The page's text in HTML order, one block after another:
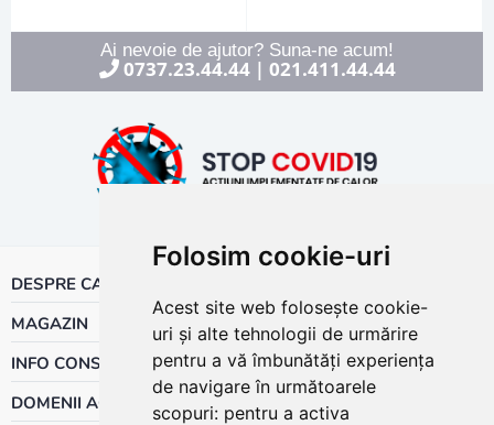
Folosim cookie-uri
Acest site web folosește cookie-
uri și alte tehnologii de urmărire
pentru a vă îmbunătăți experiența
de navigare în următoarele
scopuri: pentru a activa
Ai nevoie de ajutor? Suna-ne acum!
0737.23.44.44| 021.411.44.44
DESPRE CALOR
MAGAZIN
INFO CONSUMATOR
DOMENII ACTIVITATE